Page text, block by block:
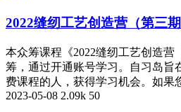
2022缝纫工艺创造营（第三期
本众筹课程《2022缝纫工艺创造营
筹，通过开通账号学习。自习岛旨
费课程的人，获得学习机会。如果
2023-05-08 2.09k 50